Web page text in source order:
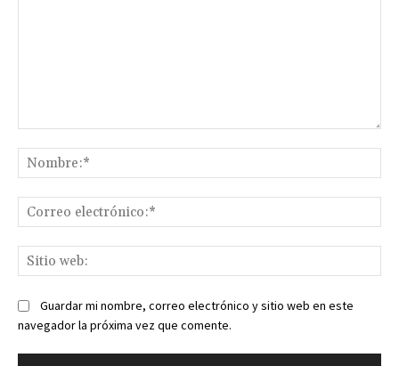
Guardar mi nombre, correo electrónico y sitio web en este
navegador la próxima vez que comente.